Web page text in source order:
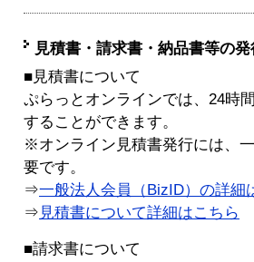
見積書・請求書・納品書等の
■見積書について
ぷらっとオンラインでは、24時
することができます。
※オンライン見積書発行には、
要です。
⇒一般法人会員（BizID）の詳細
⇒ 見積書について詳細はこちら
■請求書について